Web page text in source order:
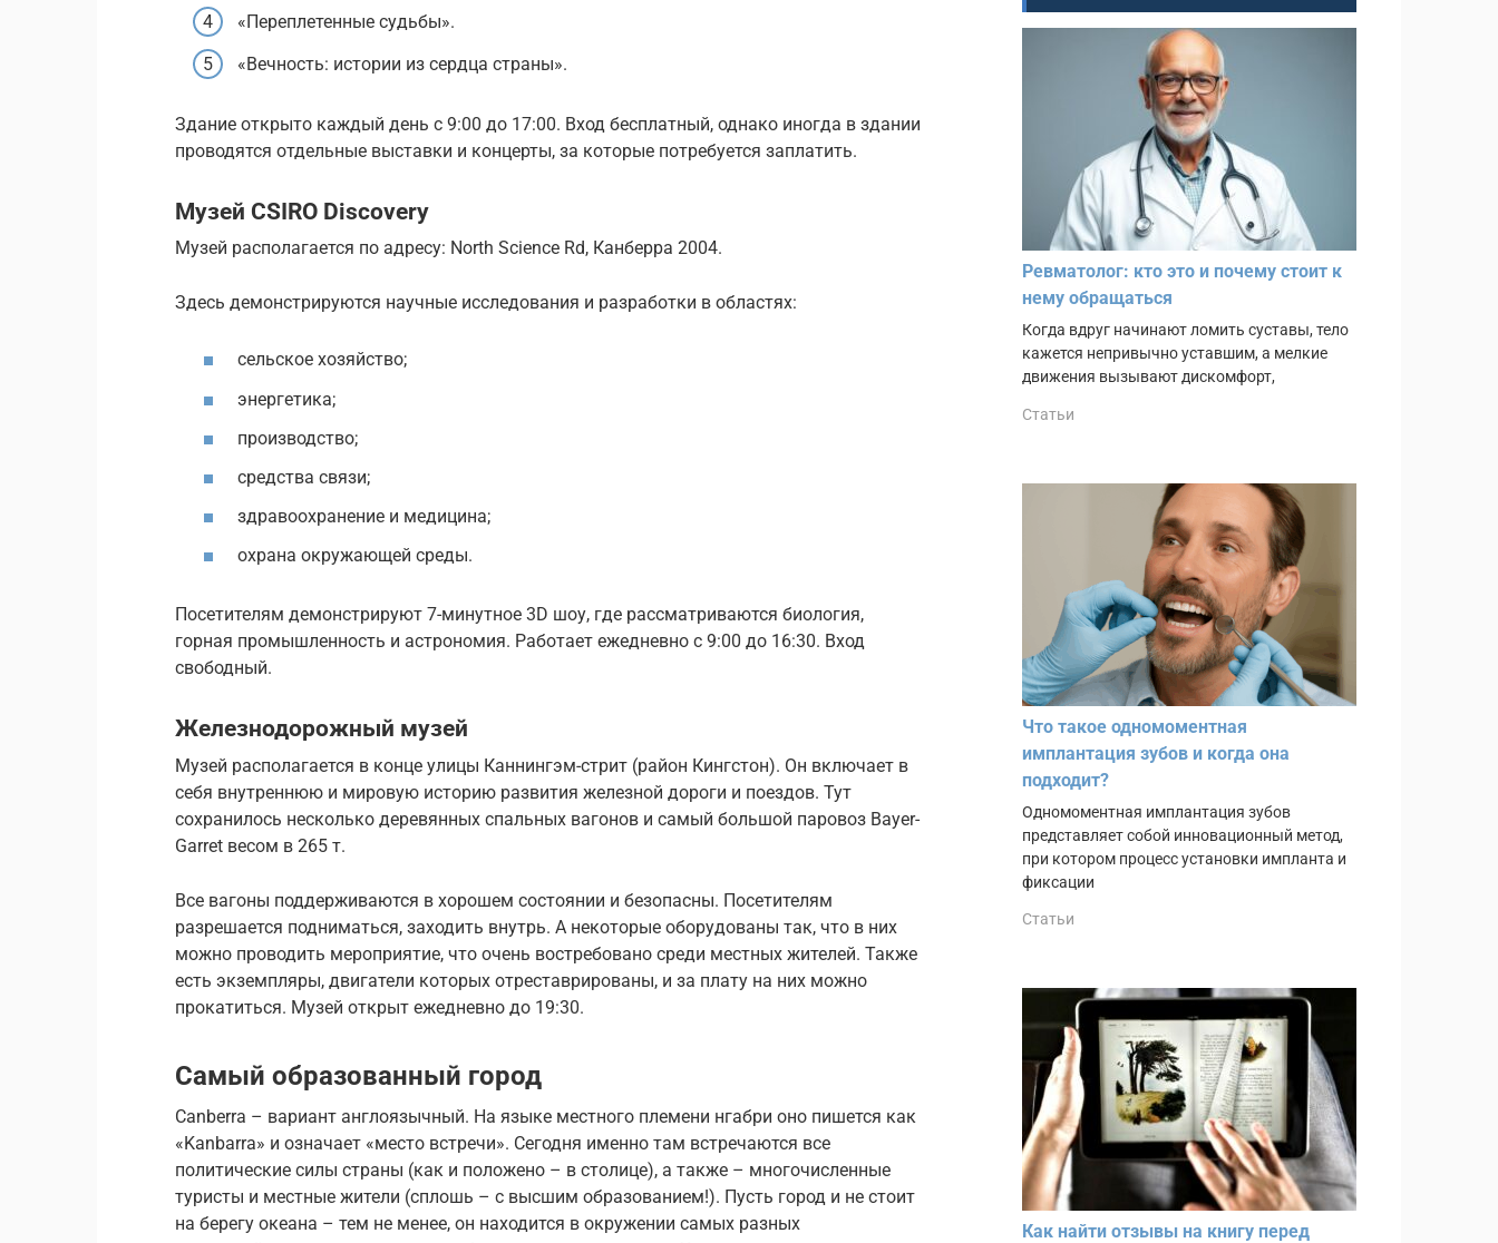
«Переплетенные судьбы».
«Вечность: истории из сердца страны».
Здание открыто каждый день с 9:00 до 17:00. Вход бесплатный, однако иногда в здании
проводятся отдельные выставки и концерты, за которые потребуется заплатить.
Музей CSIRO Discovery
Музей располагается по адресу: North Science Rd, Канберра 2004.
Здесь демонстрируются научные исследования и разработки в областях:
сельское хозяйство;
энергетика;
производство;
средства связи;
здравоохранение и медицина;
охрана окружающей среды.
Посетителям демонстрируют 7-минутное 3D шоу, где рассматриваются биология,
горная промышленность и астрономия. Работает ежедневно с 9:00 до 16:30. Вход
свободный.
Железнодорожный музей
Музей располагается в конце улицы Каннингэм-стрит (район Кингстон). Он включает в
себя внутреннюю и мировую историю развития железной дороги и поездов. Тут
сохранилось несколько деревянных спальных вагонов и самый большой паровоз Bayer-
Garret весом в 265 т.
Все вагоны поддерживаются в хорошем состоянии и безопасны. Посетителям
разрешается подниматься, заходить внутрь. А некоторые оборудованы так, что в них
можно проводить мероприятие, что очень востребовано среди местных жителей. Также
есть экземпляры, двигатели которых отреставрированы, и за плату на них можно
прокатиться. Музей открыт ежедневно до 19:30.
Самый образованный город
Canberra – вариант англоязычный. На языке местного племени нгабри оно пишется как
«Kanbarra» и означает «место встречи». Сегодня именно там встречаются все
политические силы страны (как и положено – в столице), а также – многочисленные
туристы и местные жители (сплошь – с высшим образованием!). Пусть город и не стоит
на берегу океана – тем не менее, он находится в окружении самых разных
Ревматолог: кто это и почему стоит к
нему обращаться
Когда вдруг начинают ломить суставы, тело
кажется непривычно уставшим, а мелкие
движения вызывают дискомфорт,
Статьи
Что такое одномоментная
имплантация зубов и когда она
подходит?
Одномоментная имплантация зубов
представляет собой инновационный метод,
при котором процесс установки импланта и
фиксации
Статьи
Как найти отзывы на книгу перед